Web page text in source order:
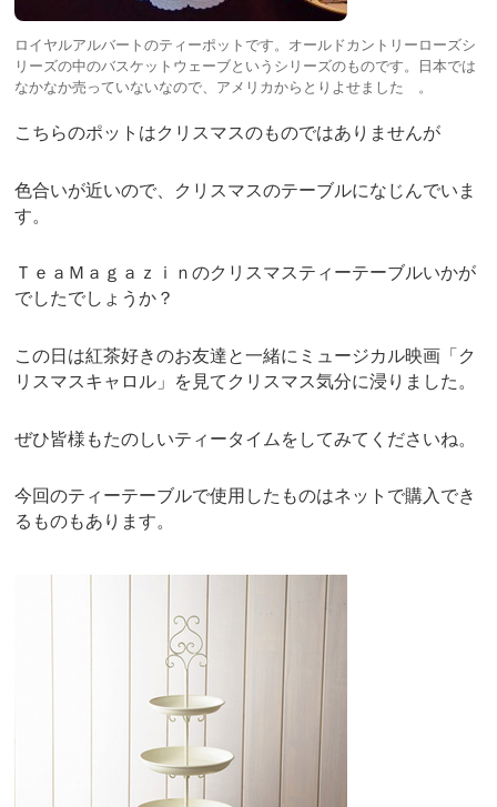
ロイヤルアルバートのティーポットです。オールドカントリーローズシ
リーズの中のバスケットウェーブというシリーズのものです。日本では
なかなか売っていないなので、アメリカからとりよせました 。
こちらのポットはクリスマスのものではありませんが
色合いが近いので、クリスマスのテーブルになじんでいま
す。
ＴｅａＭａｇａｚｉｎのクリスマスティーテーブルいかが
でしたでしょうか？
この日は紅茶好きのお友達と一緒にミュージカル映画「ク
リスマスキャロル」を見てクリスマス気分に浸りました。
ぜひ皆様もたのしいティータイムをしてみてくださいね。
今回のティーテーブルで使用したものはネットで購入でき
るものもあります。